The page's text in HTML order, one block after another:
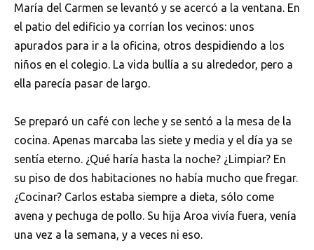
María del Carmen se levantó y se acercó a la ventana. En
el patio del edificio ya corrían los vecinos: unos
apurados para ir a la oficina, otros despidiendo a los
niños en el colegio. La vida bullía a su alrededor, pero a
ella parecía pasar de largo.
Se preparó un café con leche y se sentó a la mesa de la
cocina. Apenas marcaba las siete y media y el día ya se
sentía eterno. ¿Qué haría hasta la noche? ¿Limpiar? En
su piso de dos habitaciones no había mucho que fregar.
¿Cocinar? Carlos estaba siempre a dieta, sólo come
avena y pechuga de pollo. Su hija Aroa vivía fuera, venía
una vez a la semana, y a veces ni eso.